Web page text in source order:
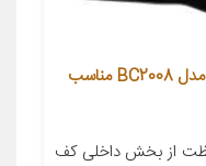
کفپوش سه بعدی خودرو بابل کارپت مدل BC2008 مناسب
از بخش داخلی کف